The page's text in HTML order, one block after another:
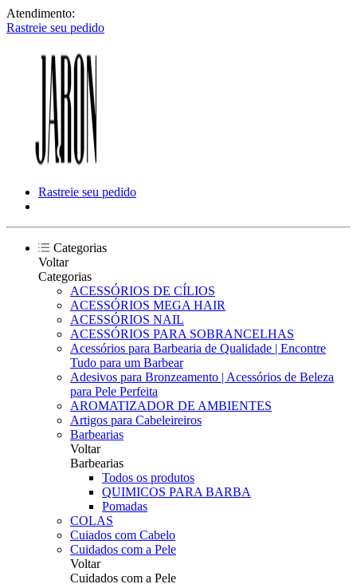
Atendimento:
Rastreie seu pedido
Rastreie seu pedido
Categorias
Voltar
Categorias
ACESSÓRIOS DE CÍLIOS
ACESSÓRIOS MEGA HAIR
ACESSÓRIOS NAIL
ACESSÓRIOS PARA SOBRANCELHAS
Acessórios para Barbearia de Qualidade | Encontre
Tudo para um Barbear
Adesivos para Bronzeamento | Acessórios de Beleza
para Pele Perfeita
AROMATIZADOR DE AMBIENTES
Artigos para Cabeleireiros
Barbearias
Voltar
Barbearias
Todos os produtos
QUIMICOS PARA BARBA
Pomadas
COLAS
Cuiados com Cabelo
Cuidados com a Pele
Voltar
Cuidados com a Pele